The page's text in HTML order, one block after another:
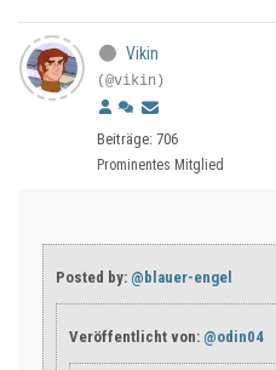
Vikin
(@vikin)
Beiträge: 706
Prominentes Mitglied
Posted by: @blauer-engel
Veröffentlicht von: @odin04